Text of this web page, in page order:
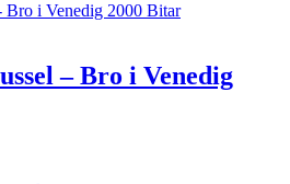
– Bro i Venedig